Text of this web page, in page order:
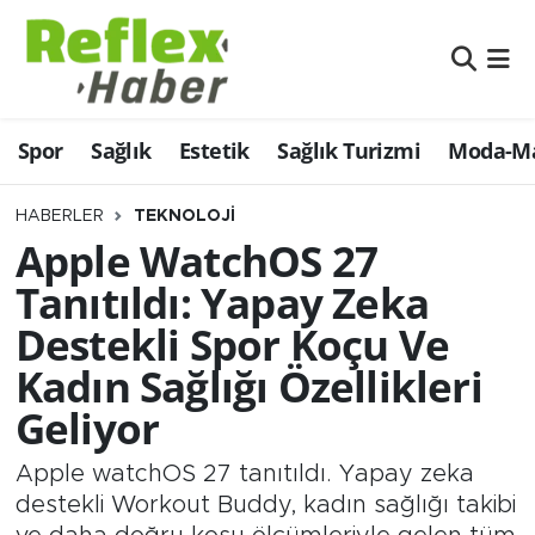
Spor Sağlık Estetik Sağlık Turizmi Moda-
HABERLER TEKNOLOJI
Apple WatchOS 27
Tanıtıldı: Yapay Zeka
Destekli Spor Koçu Ve
Kadın Sağlığı Özellikleri
Geliyor
Apple watchOS 27 tanıtıldı. Yapay zeka
destekli Workout Buddy, kadın sağlığı takibi
Eğitim
Estetik
Firmalardan
Güncel
İş ve Ekonomi
Moda-Magazin-Eğlence
Sağlık
Sağlık Turizmi
Nöbetçi Eczaneler
Hava Durumu
Namaz Vakitleri
Trafik Durumu
Şampiyonlar Ligi Puan Durumu ve Fikstür
Tüm Manşetler
Son Dakika Haberleri
Haber Arşivi